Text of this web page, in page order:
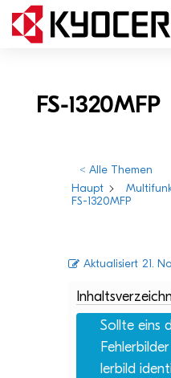
FS-1320MFP
< Alle Themen
Haupt
FS-1320MFP
Aktualisiert 21.
Sollte eins
ler­bild